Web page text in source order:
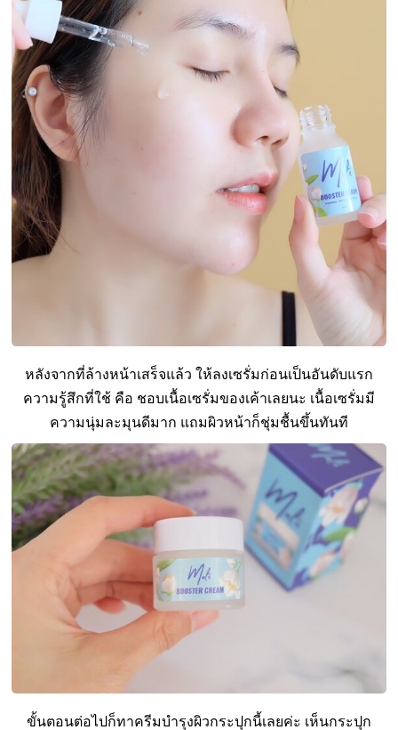
หลังจากที่ล้างหน้าเสร็จแล้ว ให้ลงเซรั่มก่อนเป็นอันดับแรก
ความรู้สึกที่ใช้ คือ ชอบเนื้อเซรั่มของเค้าเลยนะ เนื้อเซรั่มมี
ความนุ่มละมุนดีมาก แถมผิวหน้าก็ชุ่มชื้นขึ้นทันที
ขั้นตอนต่อไปก็ทาครีมบำรุงผิวกระปุกนี้เลยค่ะ เห็นกระปุก